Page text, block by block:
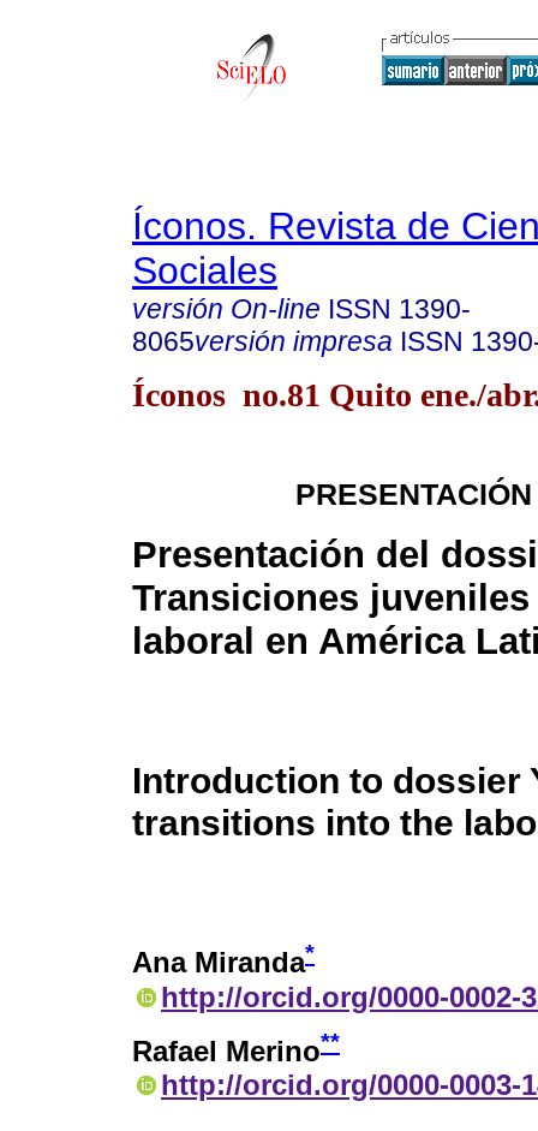
Íconos. Revista de
Sociales
versión On-line ISSN 1390-
8065versión impresa ISSN
Íconos no.81 Quito ene./
Presentación del
Transiciones
laboral en América
Introduction to dossier
transitions into the
Ana Miranda*
http://orcid.org/0000-0002-
Rafael Merino**
http://orcid.org/0000-0003-